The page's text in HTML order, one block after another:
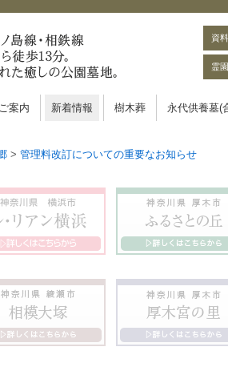
資
霊
案内 新着情報 樹木葬 永代供養墓(
> 管理料改訂についての重要なお知らせ